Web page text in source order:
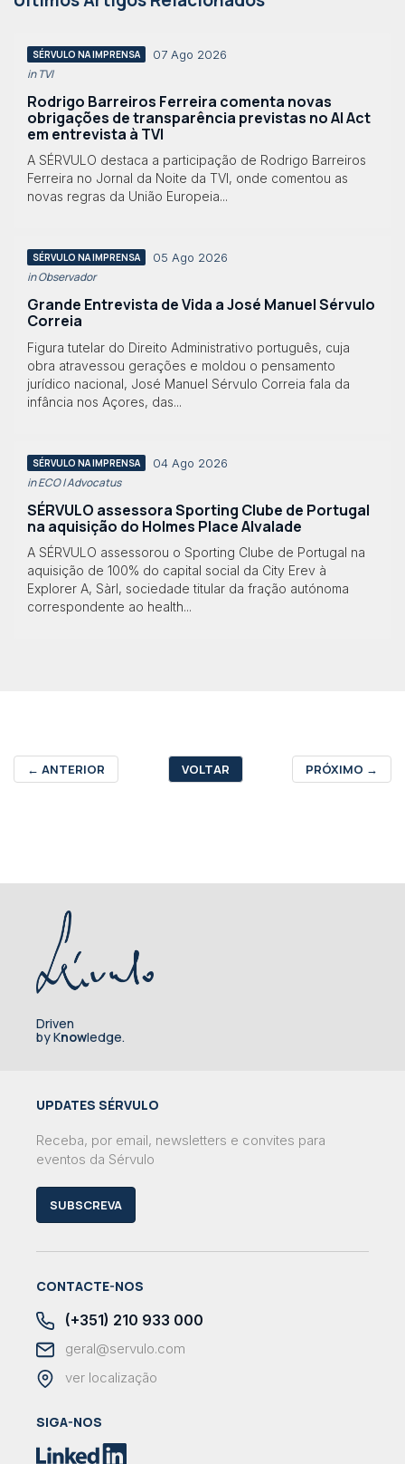
SÉRVULO NA IMPRENSA 07 Ago 2026
in TVI
Rodrigo Barreiros Ferreira comenta novas
obrigações de transparência previstas no AI Act
em entrevista à TVI
A SÉRVULO destaca a participação de Rodrigo Barreiros
Ferreira no Jornal da Noite da TVI, onde comentou as
novas regras da União Europeia...
SÉRVULO NA IMPRENSA 05 Ago 2026
in Observador
Grande Entrevista de Vida a José Manuel Sérvulo
Correia
Figura tutelar do Direito Administrativo português, cuja
obra atravessou gerações e moldou o pensamento
jurídico nacional, José Manuel Sérvulo Correia fala da
infância nos Açores, das...
SÉRVULO NA IMPRENSA 04 Ago 2026
in ECO | Advocatus
SÉRVULO assessora Sporting Clube de Portugal
na aquisição do Holmes Place Alvalade
A SÉRVULO assessorou o Sporting Clube de Portugal na
aquisição de 100% do capital social da City Erev à
Explorer A, Sàrl, sociedade titular da fração autónoma
correspondente ao health...
← ANTERIOR VOLTAR PRÓXIMO →
Driven
by Knowledge.
UPDATES SÉRVULO
Receba, por email, newsletters e convites para
eventos da Sérvulo
SUBSCREVA
CONTACTE-NOS
(+351) 210 933 000
geral@servulo.com
ver localização
SIGA-NOS